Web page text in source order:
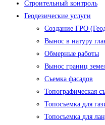
Строительный контроль
Геодезические услуги
Создание ГРО
Вынос в натуру
Обмерные работы
Вынос границ
Съемка фасадов
Топографическая
Топосъемка для
Топосъемка для